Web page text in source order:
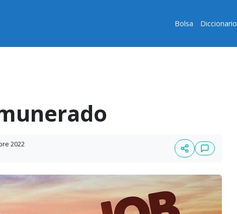
Bolsa Diccionario
2022